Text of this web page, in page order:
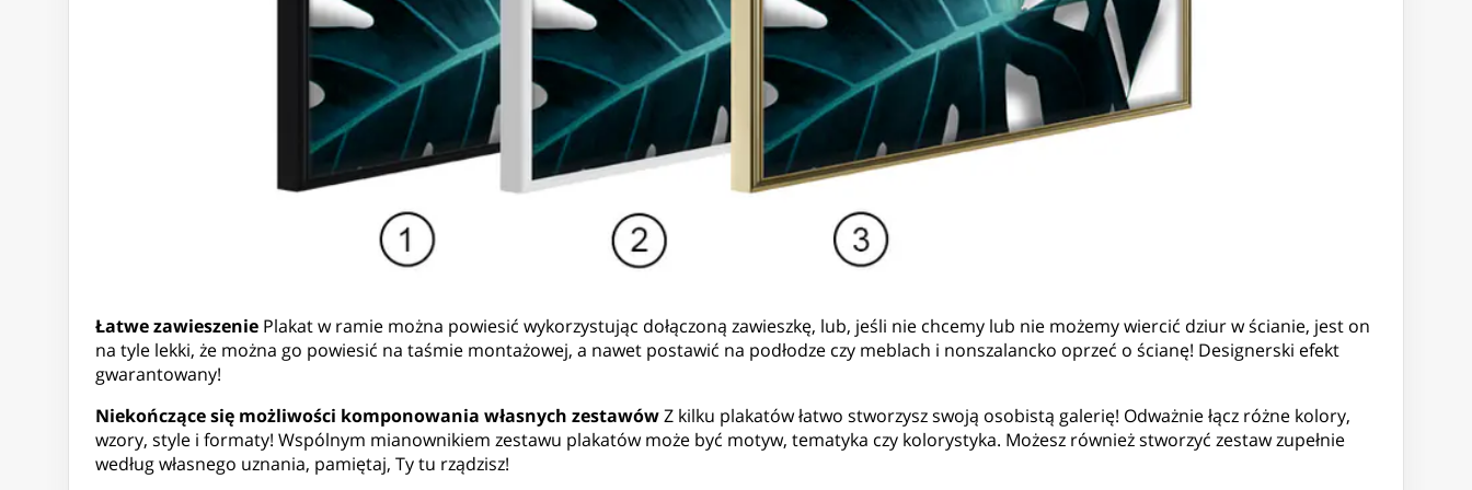
Łatwe zawieszenie Plakat w ramie można powiesić wykorzystując dołączoną zawieszkę, lub, jeśli nie chcemy lub nie możemy wiercić dziur w ścianie, jest on
na tyle lekki, że można go powiesić na taśmie montażowej, a nawet postawić na podłodze czy meblach i nonszalancko oprzeć o ścianę! Designerski efekt
gwarantowany!
Niekończące się możliwości komponowania własnych zestawówZ kilku plakatów łatwo stworzysz swoją osobistą galerię! Odważnie łącz różne kolory,
wzory, style i formaty! Wspólnym mianownikiem zestawu plakatów może być motyw, tematyka czy kolorystyka. Możesz również stworzyć zestaw zupełnie
według własnego uznania, pamiętaj, Ty tu rządzisz!